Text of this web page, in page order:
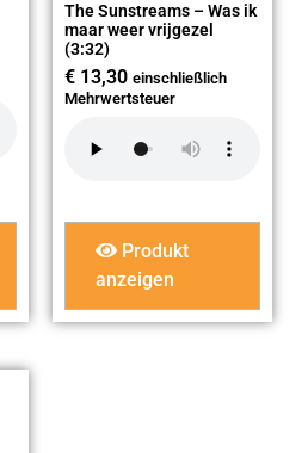
The Sunstreams – Was ik
maar weer vrijgezel
(3:32)
€ 13,30 einschließlich
Mehrwertsteuer
Produkt
anzeigen